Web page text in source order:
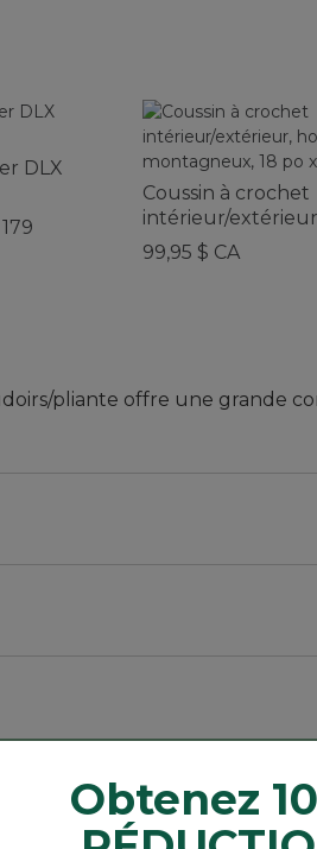
DLX
Coussin à crochet
intérieur/
montagneux, 18
99,95 $ CA
pliante offre une grande
Obtenez